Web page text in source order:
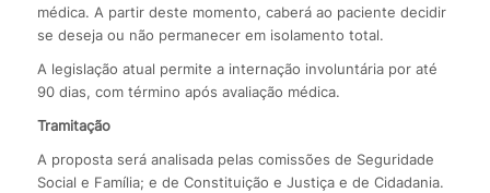
médica. A partir deste momento, caberá ao paciente decidir
se deseja ou não permanecer em isolamento total.
A legislação atual permite a internação involuntária por até
90 dias, com término após avaliação médica.
Tramitação
A proposta será analisada pelas comissões de Seguridade
Social e Família; e de Constituição e Justiça e de Cidadania.